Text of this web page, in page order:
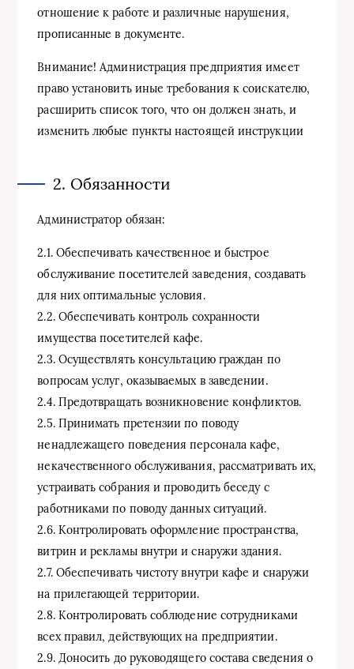
отношение к работе и различные нарушения,
прописанные в документе.
Внимание! Администрация предприятия имеет
право установить иные требования к соискателю,
расширить список того, что он должен знать, и
изменить любые пункты настоящей инструкции
2. Обязанности
Администратор обязан:
2.1. Обеспечивать качественное и быстрое
обслуживание посетителей заведения, создавать
для них оптимальные условия.
2.2. Обеспечивать контроль сохранности
имущества посетителей кафе.
2.3. Осуществлять консультацию граждан по
вопросам услуг, оказываемых в заведении.
2.4. Предотвращать возникновение конфликтов.
2.5. Принимать претензии по поводу
ненадлежащего поведения персонала кафе,
некачественного обслуживания, рассматривать их,
устраивать собрания и проводить беседу с
работниками по поводу данных ситуаций.
2.6. Контролировать оформление пространства,
витрин и рекламы внутри и снаружи здания.
2.7. Обеспечивать чистоту внутри кафе и снаружи
на прилегающей территории.
2.8. Контролировать соблюдение сотрудниками
всех правил, действующих на предприятии.
2.9. Доносить до руководящего состава сведения о